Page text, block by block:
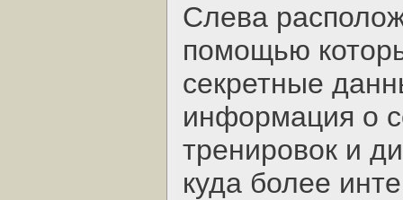
Слева
помощью
секретные
информация о
тренировок и
куда более